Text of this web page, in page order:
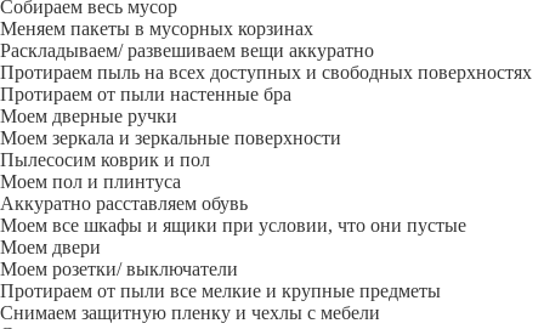
Собираем весь мусор
Меняем пакеты в мусорных корзинах
Раскладываем/ развешиваем вещи аккуратно
Протираем пыль на всех доступных и свободных поверхностях
Протираем от пыли настенные бра
Моем дверные ручки
Моем зеркала и зеркальные поверхности
Пылесосим коврик и пол
Моем пол и плинтуса
Аккуратно расставляем обувь
Моем все шкафы и ящики при условии, что они пустые
Моем двери
Моем розетки/ выключатели
Протираем от пыли все мелкие и крупные предметы
Снимаем защитную пленку и чехлы с мебели